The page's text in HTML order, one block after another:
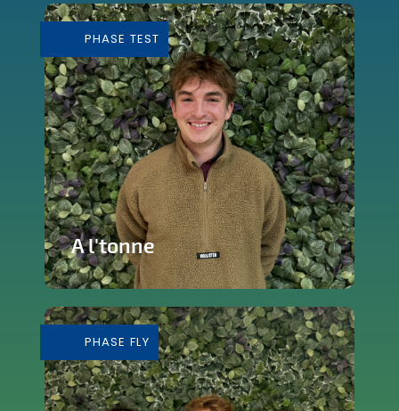
artistique
En savoir plus
PHASE TEST
A l'tonne
cœur de Silly
En savoir plus
PHASE FLY